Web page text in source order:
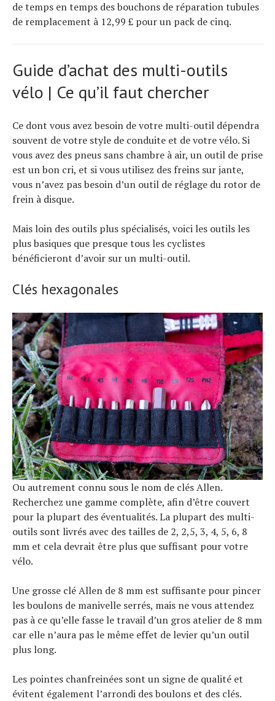
de temps en temps des bouchons de réparation tubules
de remplacement à 12,99 £ pour un pack de cinq.
Guide d’achat des multi-outils
vélo | Ce qu’il faut chercher
Ce dont vous avez besoin de votre multi-outil dépendra
souvent de votre style de conduite et de votre vélo. Si
vous avez des pneus sans chambre à air, un outil de prise
est un bon cri, et si vous utilisez des freins sur jante,
vous n’avez pas besoin d’un outil de réglage du rotor de
frein à disque.
Mais loin des outils plus spécialisés, voici les outils les
plus basiques que presque tous les cyclistes
bénéficieront d’avoir sur un multi-outil.
Clés hexagonales
Ou autrement connu sous le nom de clés Allen.
Recherchez une gamme complète, afin d’être couvert
pour la plupart des éventualités. La plupart des multi-
outils sont livrés avec des tailles de 2, 2,5, 3, 4, 5, 6, 8
mm et cela devrait être plus que suffisant pour votre
vélo.
Une grosse clé Allen de 8 mm est suffisante pour pincer
les boulons de manivelle serrés, mais ne vous attendez
pas à ce qu’elle fasse le travail d’un gros atelier de 8 mm
car elle n’aura pas le même effet de levier qu’un outil
plus long.
Les pointes chanfreinées sont un signe de qualité et
évitent également l’arrondi des boulons et des clés.